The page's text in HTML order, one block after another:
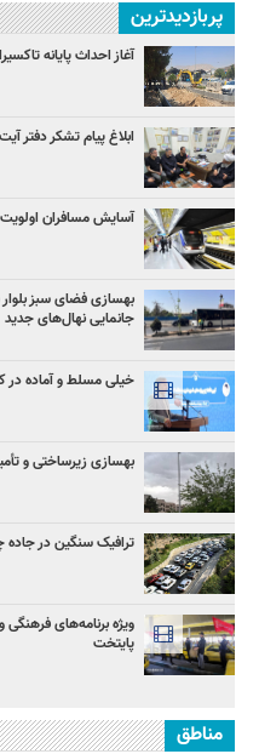
پربازدیدترین
آغاز احداث پایانه
ابلاغ پیام تشکر دفتر
آسایش مسافران
بهسازی فضای سبز
جانمایی نهال‌های جدید
خیلی مسلط و آماده در
بهسازی زیرساختی و
ترافیک سنگین در
ویژه برنامه‌های فرهنگی
پایتخت
مناطق